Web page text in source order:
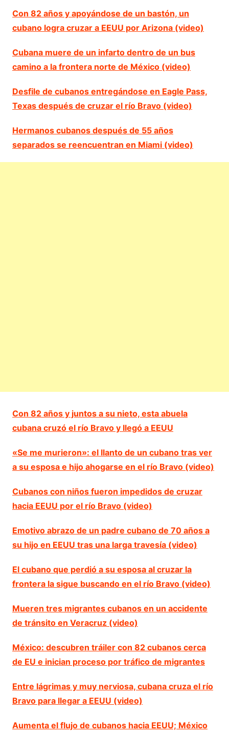
Con 82 años y apoyándose de un bastón, un
cubano logra cruzar a EEUU por Arizona (video)
Cubana muere de un infarto dentro de un bus
camino a la frontera norte de México (video)
Desfile de cubanos entregándose en Eagle Pass,
Texas después de cruzar el río Bravo (video)
Hermanos cubanos después de 55 años
separados se reencuentran en Miami (video)
Con 82 años y juntos a su nieto, esta abuela
cubana cruzó el río Bravo y llegó a EEUU
«Se me murieron»: el llanto de un cubano tras ver
a su esposa e hijo ahogarse en el río Bravo (video)
Cubanos con niños fueron impedidos de cruzar
hacia EEUU por el río Bravo (video)
Emotivo abrazo de un padre cubano de 70 años a
su hijo en EEUU tras una larga travesía (video)
El cubano que perdió a su esposa al cruzar la
frontera la sigue buscando en el río Bravo (video)
Mueren tres migrantes cubanos en un accidente
de tránsito en Veracruz (video)
México: descubren tráiler con 82 cubanos cerca
de EU e inician proceso por tráfico de migrantes
Entre lágrimas y muy nerviosa, cubana cruza el río
Bravo para llegar a EEUU (video)
Aumenta el flujo de cubanos hacia EEUU; México